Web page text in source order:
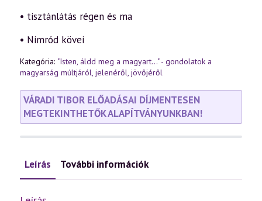
• tisztánlátás régen és ma
• Nimród kövei
Kategória: "Isten, áldd meg a magyart..." - gondolatok a
magyarság múltjáról, jelenéről, jövőjéről
VÁRADI TIBOR ELŐADÁSAI DÍJMENTESEN
MEGTEKINTHETŐK ALAPÍTVÁNYUNKBAN!
Leírás További információk